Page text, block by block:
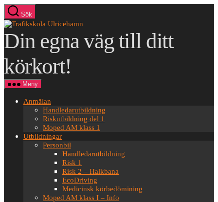
Hoppa
till
innehåll
Sök
Ulricehamn
AB
Din egna väg till ditt
körkort!
Meny
Anmälan
Handledarutbildning
Riskutbildning del 1
Moped AM klass 1
Utbildningar
Personbil
Handledarutbildning
Risk 1
Risk 2 – Halkbana
EcoDriving
Medicinsk körbedömining
Moped AM klass I – Info